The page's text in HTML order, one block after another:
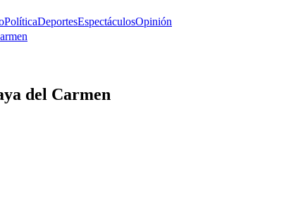
PolíticaDeportesEspectáculosOpinión
del Carmen